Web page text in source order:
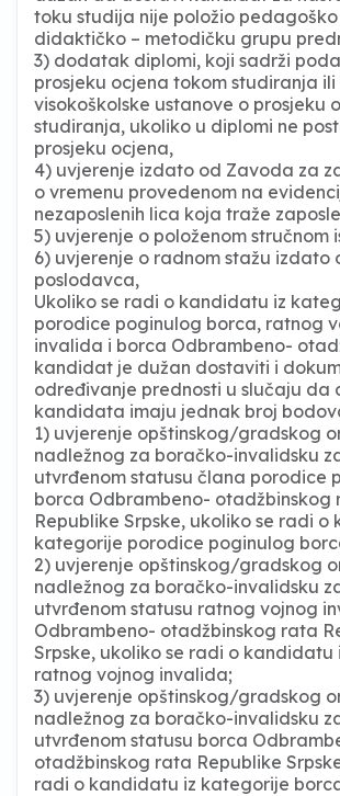
toku studija nije položio pedagoško
didaktičko – metodičku grupu
3) dodatak diplomi, koji sadrži
prosjeku ocjena tokom studiranja ili
visokoškolske ustanove o prosjeku
studiranja, ukoliko u diplomi ne
prosjeku ocjena,
4) uvjerenje izdato od Zavoda za
o vremenu provedenom na
nezaposlenih lica koja traže
5) uvjerenje o položenom stručnom
6) uvjerenje o radnom stažu izdato
poslodavca,
Ukoliko se radi o kandidatu iz
porodice poginulog borca, ratnog
invalida i borca Odbrambeno-
kandidat je dužan dostaviti i
određivanje prednosti u slučaju da
kandidata imaju jednak broj
1) uvjerenje opštinskog/gradskog
nadležnog za boračko-invalidsku
utvrđenom statusu člana porodice
borca Odbrambeno- otadžbinskog
Republike Srpske, ukoliko se radi o
kategorije porodice poginulog
2) uvjerenje opštinskog/gradskog
nadležnog za boračko-invalidsku
utvrđenom statusu ratnog vojnog
Odbrambeno- otadžbinskog rata
Srpske, ukoliko se radi o
ratnog vojnog invalida;
3) uvjerenje opštinskog/gradskog
nadležnog za boračko-invalidsku
utvrđenom statusu borca
otadžbinskog rata Republike
radi o kandidatu iz kategorije